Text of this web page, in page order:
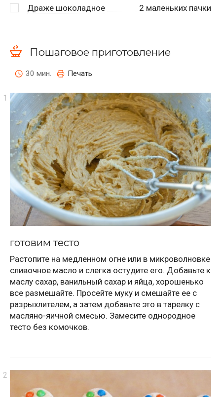
Драже шоколадное
2 маленьких пачки
Пошаговое приготовление
30 мин. Печать
готовим тесто
Растопите на медленном огне или в микроволновке
сливочное масло и слегка остудите его. Добавьте к
маслу сахар, ванильный сахар и яйца, хорошенько
все размешайте. Просейте муку и смешайте ее с
разрыхлителем, а затем добавьте это в тарелку с
масляно-яичной смесью. Замесите однородное
тесто без комочков.